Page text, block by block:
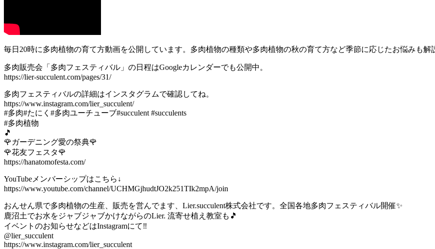
毎日20時に多肉植物の育て方動画を公開しています。多肉植物の種類や多肉植物の秋の育て方など季節に応じたお悩みも解
多肉販売会「多肉フェスティバル」の日程はGoogleカレンダーでも公開中。
https://lier-succulent.com/pages/31/
多肉フェスティバルの詳細はインスタグラムで確認してね。
https://www.instagram.com/lier_succulent/
#多肉#たにく#多肉ユーチューブ#succulent #succulents
#多肉植物
🎵
🌹ガーデニング愛の祭典🌹
🌹花友フェスタ🌹
https://hanatomofesta.com/
YouTubeメンバーシップはこちら↓
https://www.youtube.com/channel/UCHMGjhudtJO2k251TIk2mpA/join
おんせん県で多肉植物の生産、販売を営んでます、Lier.succulent株式会社です。全国各地多肉フェスティバル開催✨
鹿沼土でお水をジャブジャブかけながらのLier. 流寄せ植え教室も🎵
イベントのお知らせなどはInstagramにて‼️
@lier_succulent
https://www.instagram.com/lier_succulent